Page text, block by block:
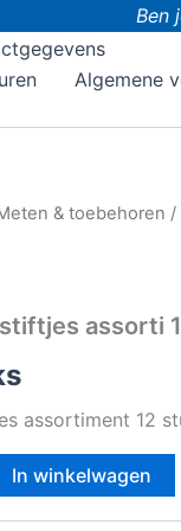
Ben
Algemene
& toebehoren /
assorti
assortiment 12
In winkelwagen